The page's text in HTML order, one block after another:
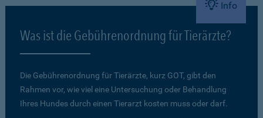
Info
Was ist die Gebührenordnung für Tierärzte?
Die Gebührenordnung für Tierärzte, kurz GOT, gibt den
Rahmen vor, wie viel eine Untersuchung oder Behandlung
Ihres Hundes durch einen Tierarzt kosten muss oder darf.